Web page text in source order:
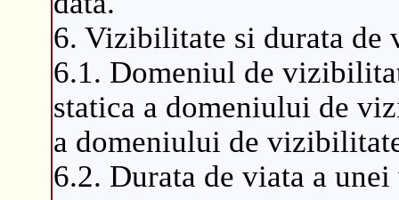
6. Vizibilitate si durata de
6.1. Domeniul de
statica a domeniului de
a domeniului de
6.2. Durata de viata a